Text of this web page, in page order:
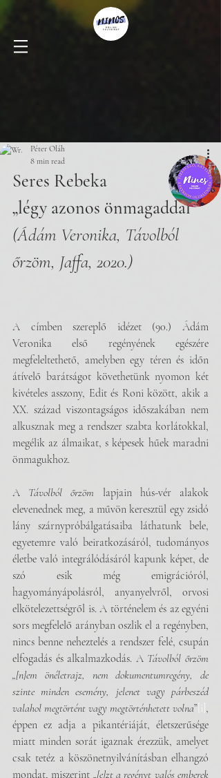
Péter Oláh
8 min read
Seres Rebeka
„légy azonos önmagaddal”
(Ádám Veronika, Távolból
őrzöm, Jaffa, 2020.)
A címben szereplő idézet (90.) Ádám
Veronika első regényének egészére
megfeleltethető, amelyben egy téren és időn
átívelő barátságot követhetünk nyomon két
kivételes asszony, Edit és Roni között, akik a
XX. század viszontagságos időszakában nem
alkusznak meg a rendszer szabta korlátokkal,
megélik az álmaikat, s képesek hűek maradni
önmagukhoz.
A Távolból őrzöm lapjain hús-vér alakok
elevenednek meg, a művön keresztül egy zsidó
lány szárnypróbálgatásaiba láthatunk bele,
egyetemre való beiratkozásáról, tudományos
életbe való integrálódásáról kapunk képet, de
szó esik még emigrációról,
hagyományápolásról, anyanyelvről, orvosi
elkötelezettségről is. A történelem és az egyéni
sors megfelelő arányban oszlik el a regényben,
nincs benne neheztelés a rendszer felé, csupán
elfogadás és alkalmazkodás. A Távolból őrzöm
„[n]em önéletrajz, nem dokumentumregény, de
szinte minden esemény, jelenet vagy párbeszéd
valahol megtörtént vagy megtörténhetett volna” [i] ,
éppen ez adja a pikantériáját, életszerűsége
miatt minden sorát igaznak érezzük, amelyet
csak tetéz a köszönetnyilvánításban elhangzó
mondat, miszerint „[e]zt a regényt valós emberek